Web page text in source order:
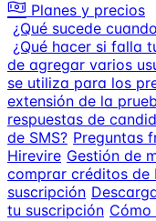
Planes y precios
¿Qué sucede
¿Qué hacer si falla
de agregar varios
se utiliza para los
extensión de la
respuestas de
de SMS? Preguntas
Hirevire Gestión de
comprar créditos de
suscripción
tu suscripción